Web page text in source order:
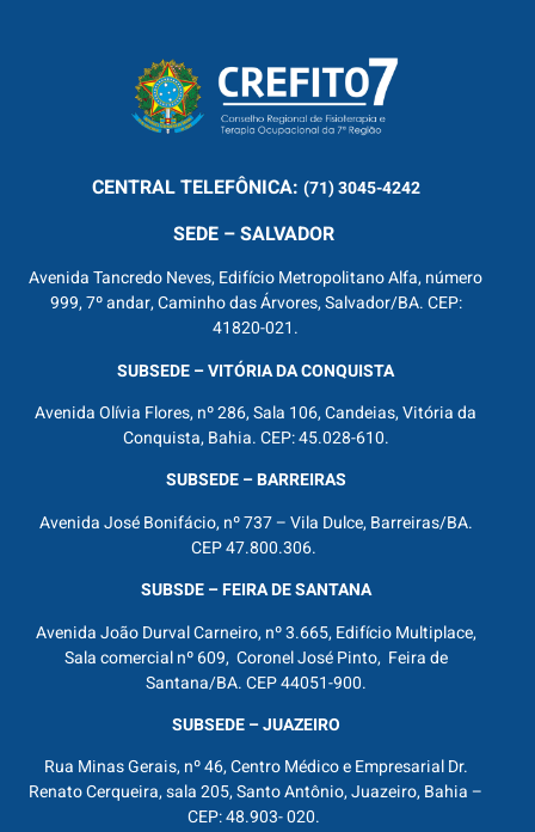
CENTRALTELEFÔNICA: (71) 3045-4242
SEDE – SALVADOR
Avenida Tancredo Neves, Edifício Metropolitano Alfa, número
999, 7º andar, Caminho das Árvores, Salvador/BA. CEP:
41820-021.
SUBSEDE – VITÓRIA DA CONQUISTA
Avenida Olívia Flores, nº 286, Sala 106, Candeias, Vitória da
Conquista, Bahia. CEP: 45.028-610.
SUBSEDE – BARREIRAS
Avenida José Bonifácio, nº 737 – Vila Dulce, Barreiras/BA.
CEP 47.800.306.
SUBSDE – FEIRA DE SANTANA
Avenida João Durval Carneiro, nº 3.665, Edifício Multiplace,
Sala comercial nº 609, Coronel José Pinto, Feira de
Santana/BA. CEP 44051-900.
SUBSEDE – JUAZEIRO
Rua Minas Gerais, nº 46, Centro Médico e Empresarial Dr.
Renato Cerqueira, sala 205, Santo Antônio, Juazeiro, Bahia –
CEP: 48.903- 020.